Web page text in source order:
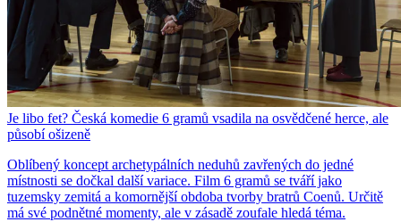
Je libo fet? Česká komedie 6 gramů vsadila na osvědčené herce, ale
působí ošizeně
Oblíbený koncept archetypálních neduhů zavřených do jedné
místnosti se dočkal další variace. Film 6 gramů se tváří jako
tuzemsky zemitá a komornější obdoba tvorby bratrů Coenů. Určitě
má své podnětné momenty, ale v zásadě zoufale hledá téma.